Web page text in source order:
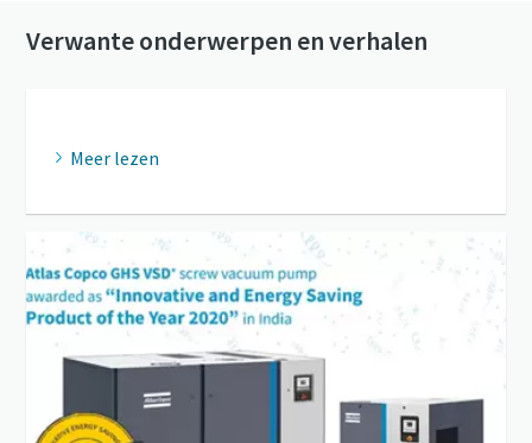
Verwante onderwerpen en verhalen
Meer lezen